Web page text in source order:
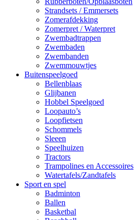
Strandsets / Emmersets
Zomerafdekking
Zomerpret / Waterpret
Zwembadtrappen
Zwembaden
Zwembanden
Zwemmouwtjes
Buitenspeelgoed
Bellenblaas
Glijbanen
Hobbel Speelgoed
Loopauto’s
Loopfietsen
Schommels
Sleeen
Speelhuizen
Tractors
Trampolines en Accessoires
Watertafels/Zandtafels
Sport en spel
Badminton
Ballen
Basketbal